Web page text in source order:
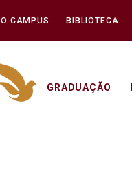
CAMPUS BIBLIOTECA
GRADUAÇÃO
- Unicap